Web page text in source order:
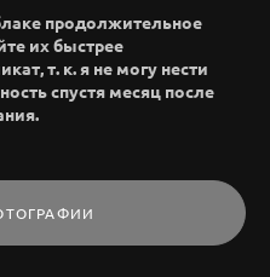
продолжительное
их быстрее
т. к. я не могу нести
спустя месяц после